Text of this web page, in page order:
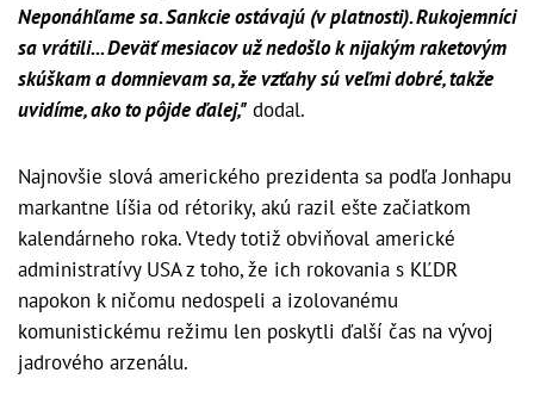
Neponáhľame sa. Sankcie ostávajú (v platnosti). Rukojemníci
sa vrátili... Deväť mesiacov už nedošlo k nijakým raketovým
skúškam a domnievam sa, že vzťahy sú veľmi dobré, takže
uvidíme, ako to pôjde ďalej," dodal.
Najnovšie slová amerického prezidenta sa podľa Jonhapu
markantne líšia od rétoriky, akú razil ešte začiatkom
kalendárneho roka. Vtedy totiž obviňoval americké
administratívy USA z toho, že ich rokovania s KĽDR
napokon k ničomu nedospeli a izolovanému
komunistickému režimu len poskytli ďalší čas na vývoj
jadrového arzenálu.